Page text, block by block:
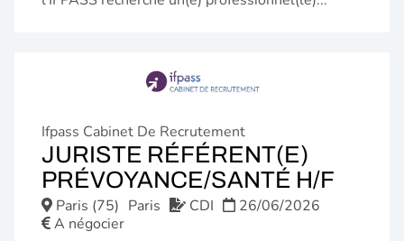
Ifpass Cabinet De Recrutement
JURISTE RÉFÉRENT(E)
PRÉVOYANCE/SANTÉ H/F
Paris (75) Paris CDI
26/06/2026
A négocier